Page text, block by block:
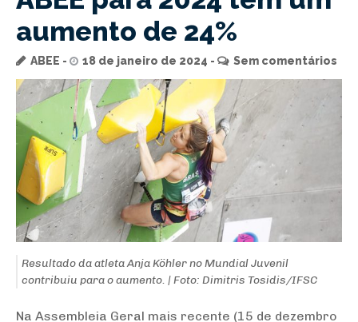
aumento de 24%
ABEE 18 de janeiro de 2024 Sem comentários
Resultado da atleta Anja Köhler no Mundial Juvenil
contribuiu para o aumento. | Foto: Dimitris Tosidis/IFSC
Na Assembleia Geral mais recente (15 de dezembro